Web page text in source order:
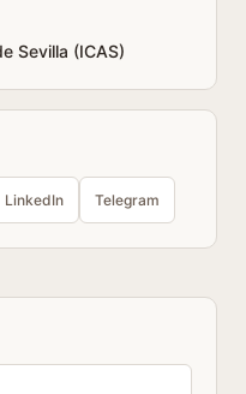
Sevilla (ICAS)
LinkedIn Telegram